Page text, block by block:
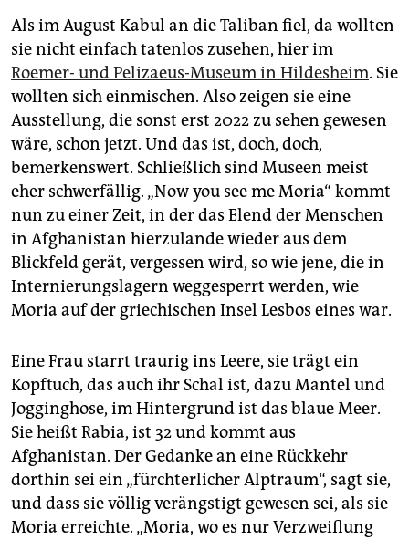
unterstützen
abo
genossenschaft
epaper login
Als im August Kabul an die Taliban fiel, da wollten
sie nicht einfach tatenlos zusehen, hier im
Roemer- und Pelizaeus-Museum in Hildesheim. Sie
wollten sich einmischen. Also zeigen sie eine
Ausstellung, die sonst erst 2022 zu sehen gewesen
wäre, schon jetzt. Und das ist, doch, doch,
bemerkenswert. Schließlich sind Museen meist
eher schwerfällig. „Now you see me Moria“ kommt
nun zu einer Zeit, in der das Elend der Menschen
in Afghanistan hierzulande wieder aus dem
Blickfeld gerät, vergessen wird, so wie jene, die in
Internierungslagern weggesperrt werden, wie
Moria auf der griechischen Insel Lesbos eines war.
Eine Frau starrt traurig ins Leere, sie trägt ein
Kopftuch, das auch ihr Schal ist, dazu Mantel und
Jogginghose, im Hintergrund ist das blaue Meer.
Sie heißt Rabia, ist 32 und kommt aus
Afghanistan. Der Gedanke an eine Rückkehr
dorthin sei ein „fürchterlicher Alptraum“, sagt sie,
und dass sie völlig verängstigt gewesen sei, als sie
Moria erreichte. „Moria, wo es nur Verzweiflung